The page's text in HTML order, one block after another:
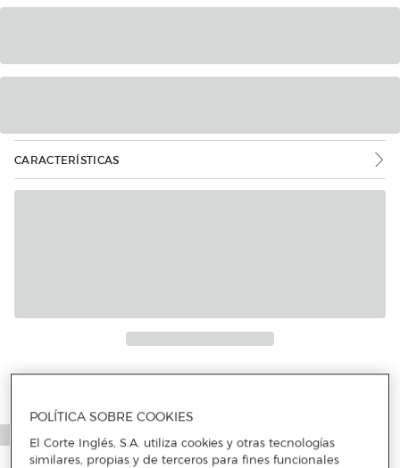
CARACTERÍSTICAS
POLÍTICA SOBRE COOKIES
El Corte Inglés, S.A. utiliza cookies y otras tecnologías
similares, propias y de terceros para fines funcionales